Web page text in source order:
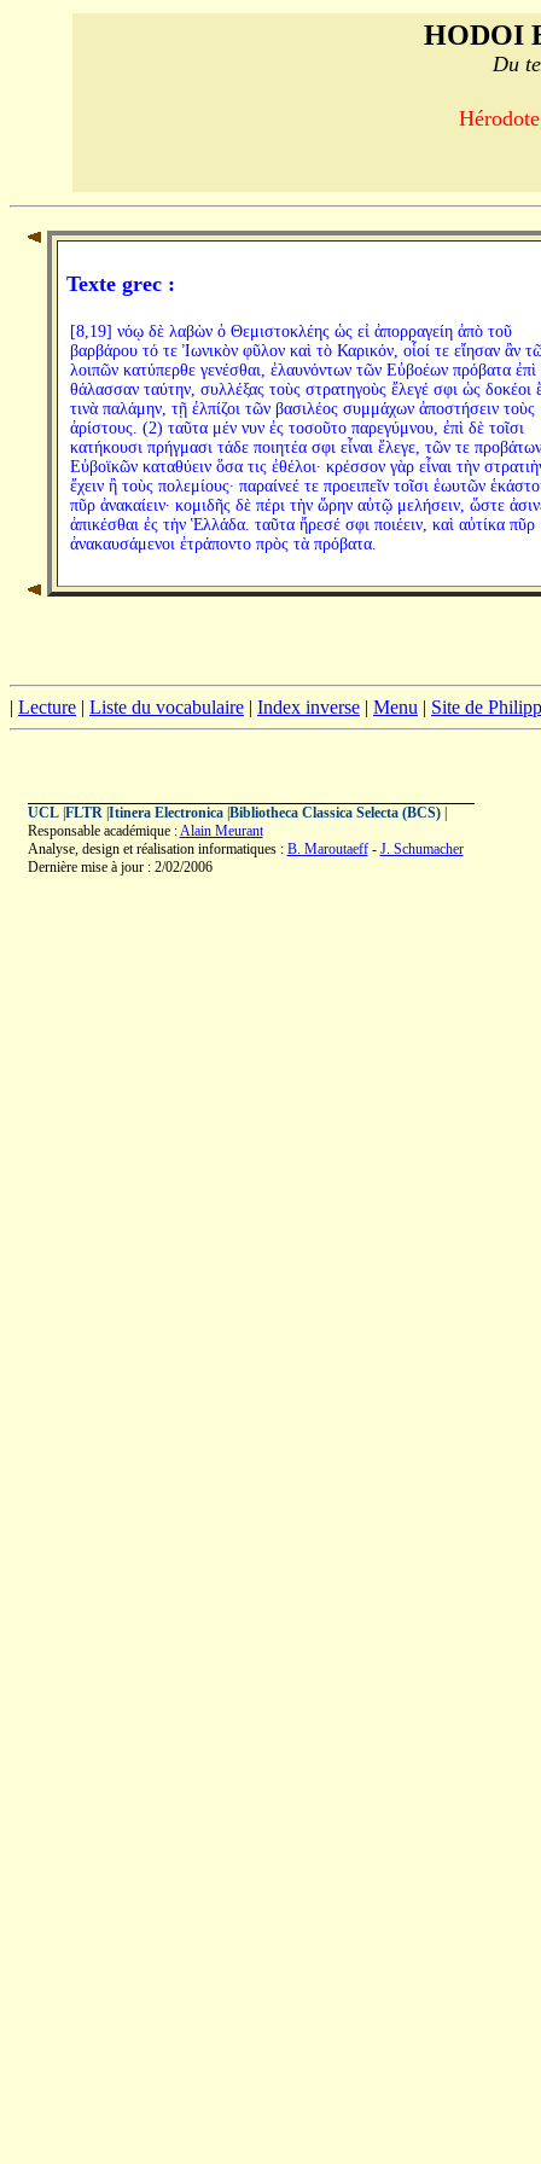
HODOI
Du
Texte grec :
[8,19] νόῳ δὲ λαβὼν ὁ Θεμιστοκλέης ὡς εἰ ἀπορραγείη ἀπὸ τοῦ
βαρβάρου τό τε Ἰωνικὸν φῦλον καὶ τὸ Καρικόν, οἷοί τε εἴησαν ἂν
λοιπῶν κατύπερθε γενέσθαι, ἐλαυνόντων τῶν Εὐβοέων πρόβατα ἐπὶ
θάλασσαν ταύτην, συλλέξας τοὺς στρατηγοὺς ἔλεγέ σφι ὡς δοκέοι
τινὰ παλάμην, τῇ ἐλπίζοι τῶν βασιλέος συμμάχων ἀποστήσειν τοὺς
ἀρίστους. (2) ταῦτα μέν νυν ἐς τοσοῦτο παρεγύμνου, ἐπὶ δὲ τοῖσι
κατήκουσι πρήγμασι τάδε ποιητέα σφι εἶναι ἔλεγε, τῶν τε
Εὐβοϊκῶν καταθύειν ὅσα τις ἐθέλοι· κρέσσον γὰρ εἶναι τὴν
ἔχειν ἢ τοὺς πολεμίους· παραίνεέ τε προειπεῖν τοῖσι ἑωυτῶν
πῦρ ἀνακαίειν· κομιδῆς δὲ πέρι τὴν ὥρην αὐτῷ μελήσειν, ὥστε
ἀπικέσθαι ἐς τὴν Ἑλλάδα. ταῦτα ἤρεσέ σφι ποιέειν, καὶ αὐτίκα πῦρ
ἀνακαυσάμενοι ἐτράποντο πρὸς τὰ πρόβατα.
| Lecture | Liste du vocabulaire | Index inverse | Menu | Site de
UCL| FLTR| Itinera Electronica| Bibliotheca Classica Selecta (BCS)|
Responsable académique :Alain Meurant
Analyse, design et réalisation informatiques : B. Maroutaeff- J. Schumacher
Dernière mise à jour : 2/02/2006